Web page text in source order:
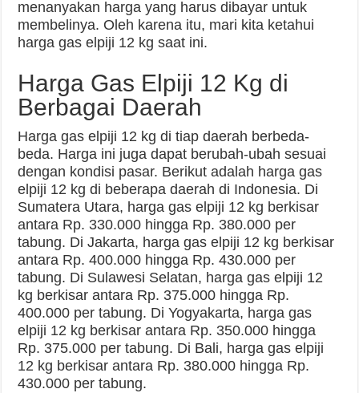
menanyakan harga yang harus dibayar untuk
membelinya. Oleh karena itu, mari kita ketahui
harga gas elpiji 12 kg saat ini.
Harga Gas Elpiji 12 Kg di
Berbagai Daerah
Harga gas elpiji 12 kg di tiap daerah berbeda-
beda. Harga ini juga dapat berubah-ubah sesuai
dengan kondisi pasar. Berikut adalah harga gas
elpiji 12 kg di beberapa daerah di Indonesia. Di
Sumatera Utara, harga gas elpiji 12 kg berkisar
antara Rp. 330.000 hingga Rp. 380.000 per
tabung. Di Jakarta, harga gas elpiji 12 kg berkisar
antara Rp. 400.000 hingga Rp. 430.000 per
tabung. Di Sulawesi Selatan, harga gas elpiji 12
kg berkisar antara Rp. 375.000 hingga Rp.
400.000 per tabung. Di Yogyakarta, harga gas
elpiji 12 kg berkisar antara Rp. 350.000 hingga
Rp. 375.000 per tabung. Di Bali, harga gas elpiji
12 kg berkisar antara Rp. 380.000 hingga Rp.
430.000 per tabung.